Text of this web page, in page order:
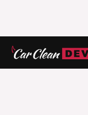
Zum
Inhalt